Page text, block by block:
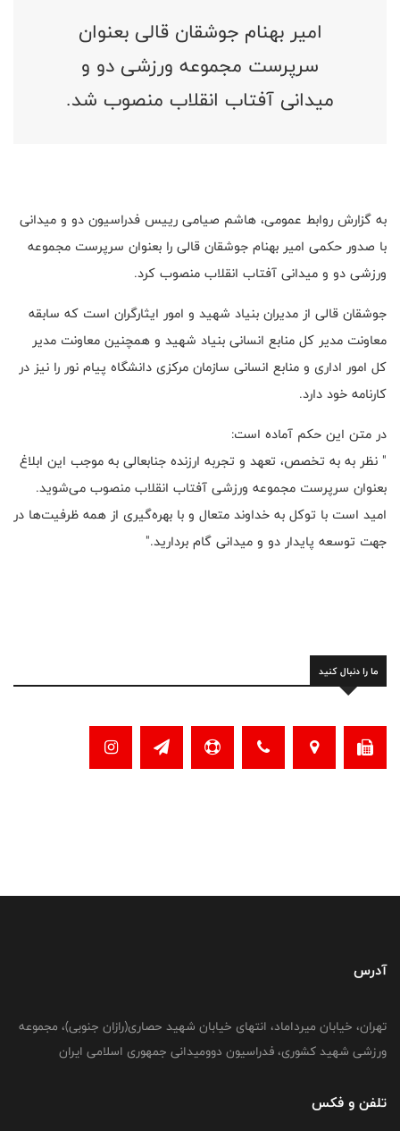
امیر بهنام جوشقان‌ قالی بعنوان
سرپرست مجموعه ورزشی دو و
میدانی آفتاب انقلاب منصوب شد.
به گزارش روابط عمومی، هاشم صیامی رییس فدراسیون دو و میدانی
با صدور حکمی امیر بهنام جوشقان قالی را بعنوان سرپرست مجموعه
ورزشی دو و میدانی آفتاب انقلاب منصوب کرد.
جوشقان قالی از مدیران بنیاد شهید و امور ایثارگران است که سابقه
معاونت مدیر کل منابع انسانی بنیاد شهید و همچنین معاونت مدیر
کل امور اداری و منابع انسانی سازمان مرکزی دانشگاه پیام نور را نیز در
کارنامه خود دارد.
در متن این حکم آماده است:
" نظر به به تخصص، تعهد و تجربه ارزنده جنابعالی به موجب این ابلاغ
بعنوان سرپرست مجموعه ورزشی آفتاب انقلاب منصوب می‌شوید.
امید است با توکل به خداوند متعال و با بهره‌گیری از همه ظرفیت‌ها در
جهت توسعه پایدار دو و میدانی گام بردارید."
ما را دنبال کنید
آدرس
تهران، خیابان میرداماد، انتهای خیابان شهید حصاری(رازان جنوبی)، مجموعه
ورزشی شهید کشوری، فدراسیون دوومیدانی جمهوری اسلامی ایران
تلفن و فکس